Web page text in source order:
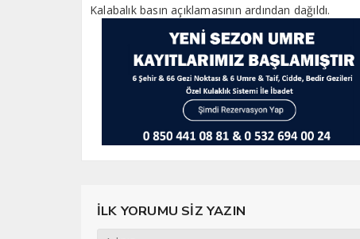
Kalabalık basın açıklamasının ardından dağıldı.
İLK YORUMU SİZ YAZIN